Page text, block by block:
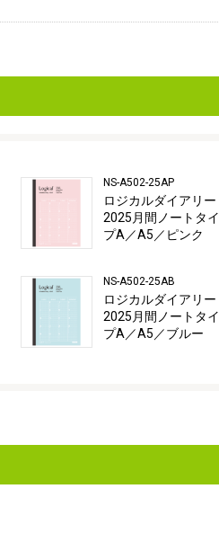
NS-A502-25AP
ロジカルダイアリー
2025月間ノートタイ
プA／A5／ピンク
NS-A502-25AB
ロジカルダイアリー
2025月間ノートタイ
プA／A5／ブルー